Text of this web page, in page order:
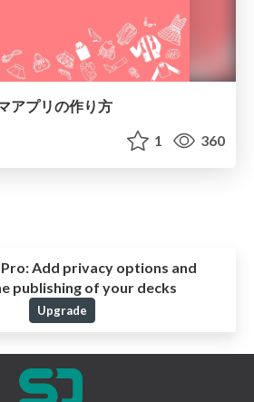
アプリの作り方
1 360
Add privacy options and
publishing of your decks
Upgrade